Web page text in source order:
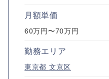
月額単価
60万円〜70万円
勤務エリア
東京都 文京区